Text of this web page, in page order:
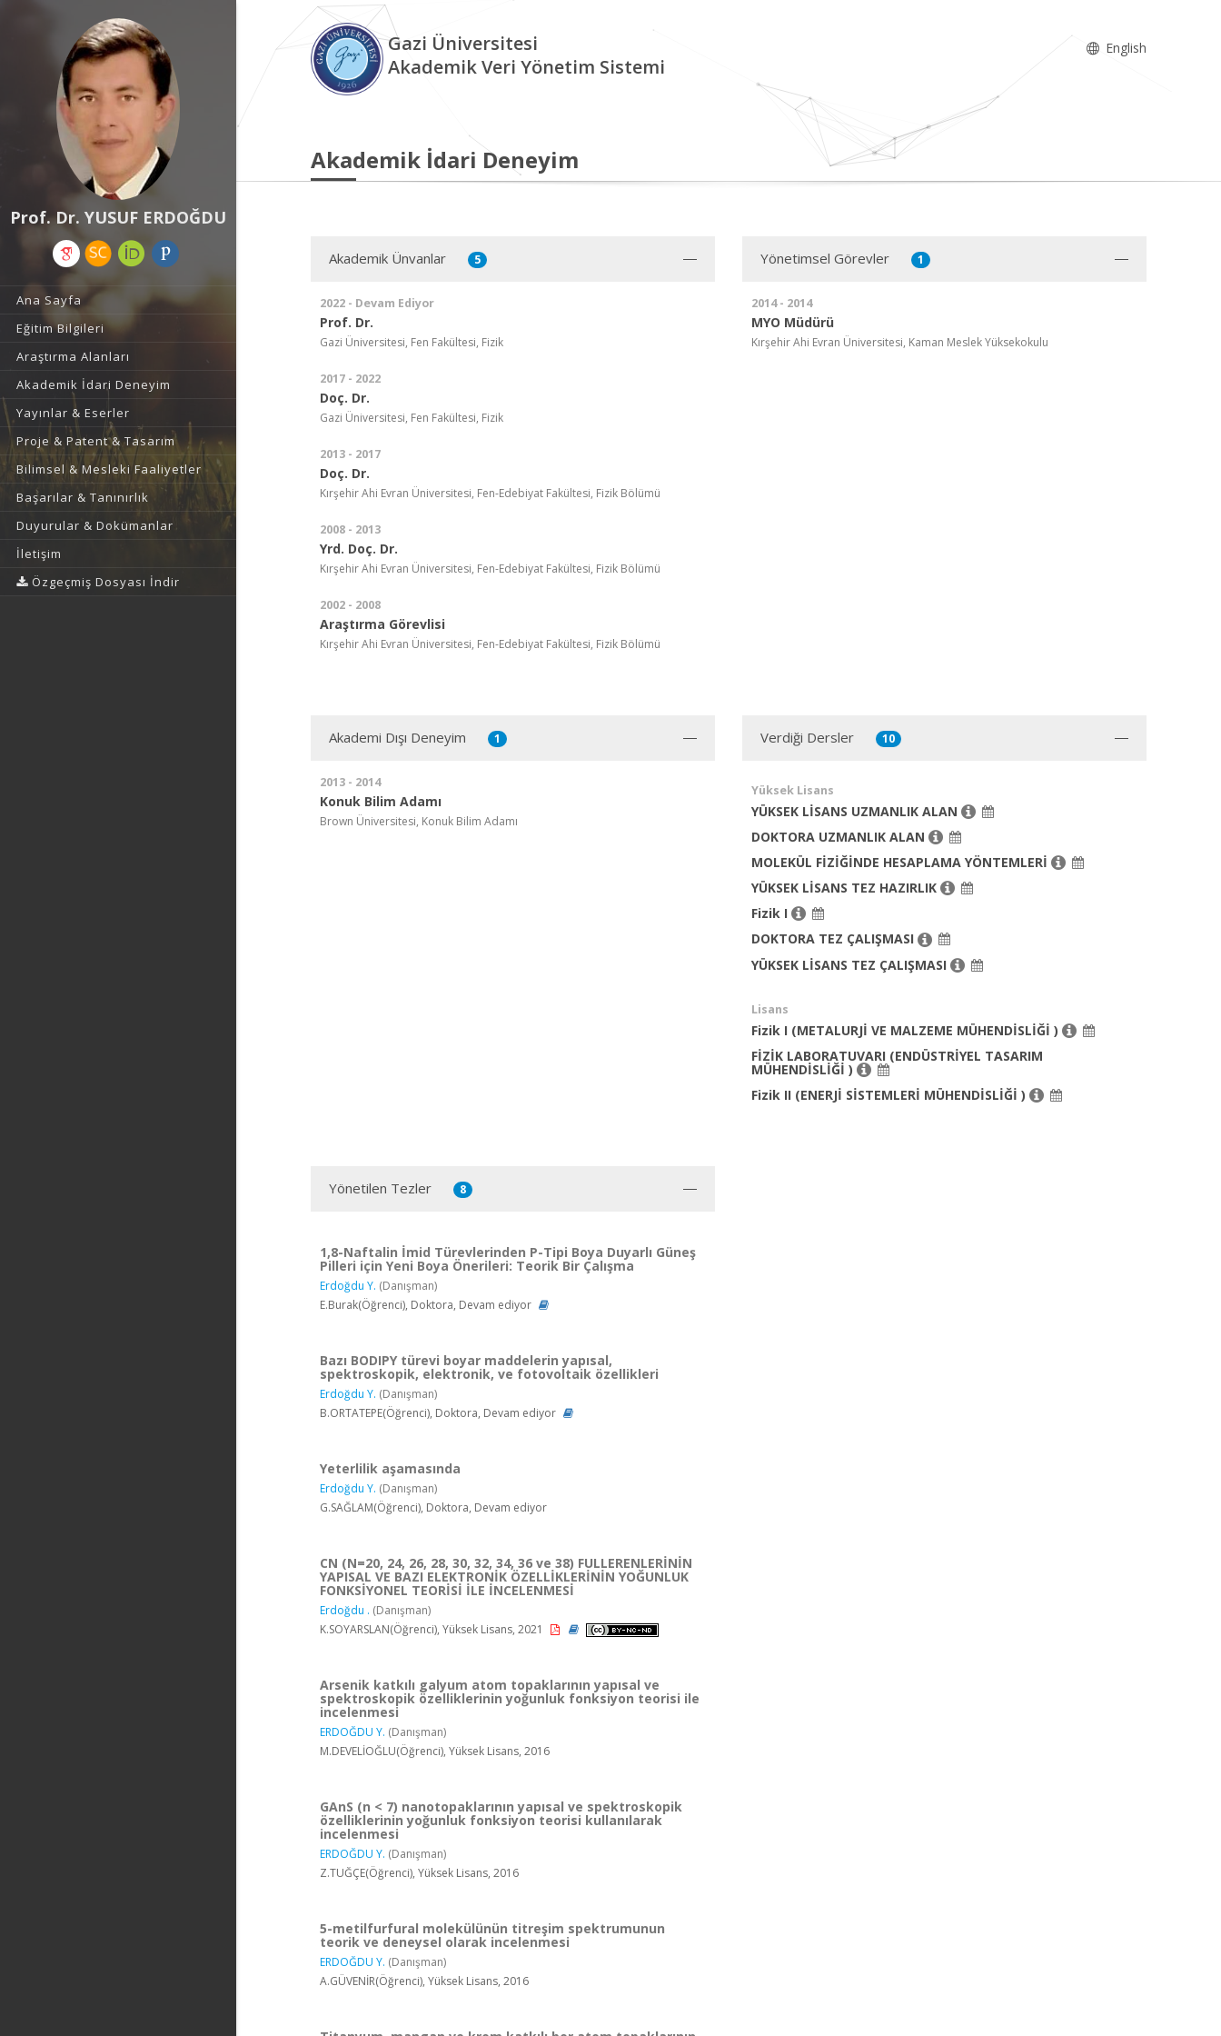
Prof. Dr. YUSUF ERDOĞDU
Ana Sayfa
Eğitim Bilgileri
Araştırma Alanları
Akademik İdari Deneyim
Yayınlar & Eserler
Proje & Patent & Tasarım
Bilimsel & Mesleki Faaliyetler
Başarılar & Tanınırlık
Duyurular & Dokümanlar
İletişim
Özgeçmiş Dosyası İndir
Gazi Üniversitesi
Akademik Veri Yönetim Sistemi
English
Akademik İdari Deneyim
Akademik Ünvanlar 5
2022 - Devam Ediyor
Prof. Dr.
Gazi Üniversitesi, Fen Fakültesi, Fizik
2017 - 2022
Doç. Dr.
Gazi Üniversitesi, Fen Fakültesi, Fizik
2013 - 2017
Doç. Dr.
Kırşehir Ahi Evran Üniversitesi, Fen-Edebiyat Fakültesi, Fizik Bölümü
2008 - 2013
Yrd. Doç. Dr.
Kırşehir Ahi Evran Üniversitesi, Fen-Edebiyat Fakültesi, Fizik Bölümü
2002 - 2008
Araştırma Görevlisi
Kırşehir Ahi Evran Üniversitesi, Fen-Edebiyat Fakültesi, Fizik Bölümü
Yönetimsel Görevler 1
2014 - 2014
MYO Müdürü
Kırşehir Ahi Evran Üniversitesi, Kaman Meslek Yüksekokulu
Akademi Dışı Deneyim 1
2013 - 2014
Konuk Bilim Adamı
Brown Üniversitesi, Konuk Bilim Adamı
Verdiği Dersler 10
Yüksek Lisans
YÜKSEK LİSANS UZMANLIK ALAN
DOKTORA UZMANLIK ALAN
MOLEKÜL FİZİĞİNDE HESAPLAMA YÖNTEMLERİ
YÜKSEK LİSANS TEZ HAZIRLIK
Fizik I
DOKTORA TEZ ÇALIŞMASI
YÜKSEK LİSANS TEZ ÇALIŞMASI
Lisans
Fizik I (METALURJİ VE MALZEME MÜHENDİSLİĞİ )
FİZİK LABORATUVARI (ENDÜSTRİYEL TASARIM
MÜHENDİSLİĞİ )
Fizik II (ENERJİ SİSTEMLERİ MÜHENDİSLİĞİ )
Yönetilen Tezler 8
1,8-Naftalin İmid Türevlerinden P-Tipi Boya Duyarlı Güneş
Pilleri için Yeni Boya Önerileri: Teorik Bir Çalışma
Erdoğdu Y. (Danışman)
E.Burak(Öğrenci), Doktora, Devam ediyor
Bazı BODIPY türevi boyar maddelerin yapısal,
spektroskopik, elektronik, ve fotovoltaik özellikleri
Erdoğdu Y. (Danışman)
B.ORTATEPE(Öğrenci), Doktora, Devam ediyor
Yeterlilik aşamasında
Erdoğdu Y. (Danışman)
G.SAĞLAM(Öğrenci), Doktora, Devam ediyor
CN (N=20, 24, 26, 28, 30, 32, 34, 36 ve 38) FULLERENLERİNİN
YAPISAL VE BAZI ELEKTRONİK ÖZELLİKLERİNİN YOĞUNLUK
FONKSİYONEL TEORİSİ İLE İNCELENMESİ
Erdoğdu . (Danışman)
K.SOYARSLAN(Öğrenci), Yüksek Lisans, 2021
Arsenik katkılı galyum atom topaklarının yapısal ve
spektroskopik özelliklerinin yoğunluk fonksiyon teorisi ile
incelenmesi
ERDOĞDU Y. (Danışman)
M.DEVELİOĞLU(Öğrenci), Yüksek Lisans, 2016
GAnS (n < 7) nanotopaklarının yapısal ve spektroskopik
özelliklerinin yoğunluk fonksiyon teorisi kullanılarak
incelenmesi
ERDOĞDU Y. (Danışman)
Z.TUĞÇE(Öğrenci), Yüksek Lisans, 2016
5-metilfurfural molekülünün titreşim spektrumunun
teorik ve deneysel olarak incelenmesi
ERDOĞDU Y. (Danışman)
A.GÜVENİR(Öğrenci), Yüksek Lisans, 2016